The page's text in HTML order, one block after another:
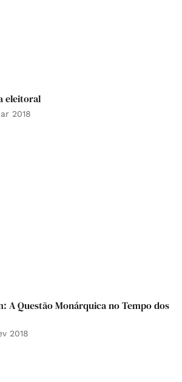
eleitoral
2018
A Questão Monárquica no Tempo dos
2018